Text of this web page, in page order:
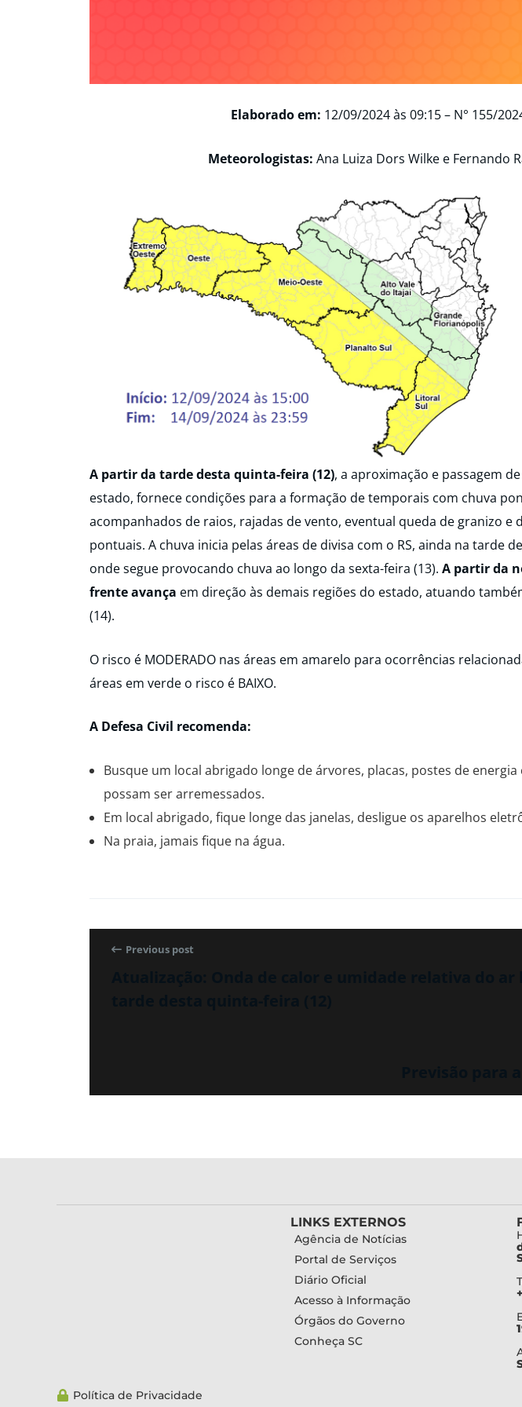
Elaborado em: 12/09/2024 às 09:15 – N° 155/
Meteorologistas: Ana Luiza Dors Wilke e Fernando
A partir da tarde desta quinta-feira (12), a aproximação e passagem
estado, fornece condições para a formação de temporais com chuva
acompanhados de raios, rajadas de vento, eventual queda de granizo e
pontuais. A chuva inicia pelas áreas de divisa com o RS, ainda na tarde
onde segue provocando chuva ao longo da sexta-feira (13). A partir da
frente avança em direção às demais regiões do estado, atuando
(14).
O risco é MODERADO nas áreas em amarelo para ocorrências
áreas em verde o risco é BAIXO.
A Defesa Civil recomenda:
Busque um local abrigado longe de árvores, placas, postes de
possam ser arremessados.
Em local abrigado, fique longe das janelas, desligue os aparelhos
Na praia, jamais fique na água.
Previous post
LINKS EXTERNOS
Agência de Notícias
Portal de Serviços
Diário Oficial
Acesso à Informação
Órgãos do Governo
Conheça SC
Política de Privacidade